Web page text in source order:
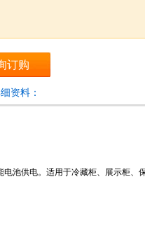
订购
资料：
池供电。适用于冷藏柜、展示柜、保